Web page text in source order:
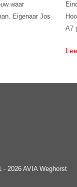
waar
Eigenaar Jos
A7
- 2026 AVIA Weghorst